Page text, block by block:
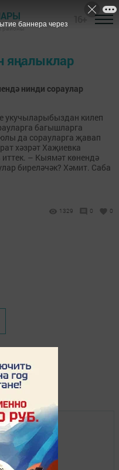
районы
яңалыклар
нинди сораулар
укучыларыбыздан килеп
багышларга
да сорауларга җавап
хәзрәт Хаҗиевка
– Кыямәт көнендә
биреләчәк? Хәмит. Саба
1329 0 0
баннера через